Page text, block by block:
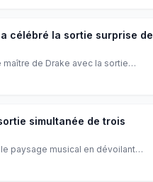
célébré la sortie surprise de
de Drake avec la sortie
Une célébration grandiose
simultanée de trois
paysage musical en dévoilant
qui captive déjà ses